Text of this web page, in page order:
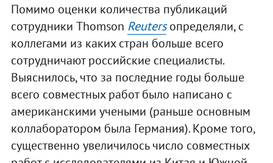
Помимо оценки количества публикаций
сотрудники Thomson Reutersопределяли, с
коллегами из каких стран больше всего
сотрудничают российские специалисты.
Выяснилось, что за последние годы больше
всего совместных работ было написано с
американскими учеными (раньше основным
коллаборатором была Германия). Кроме того,
существенно увеличилось число совместных